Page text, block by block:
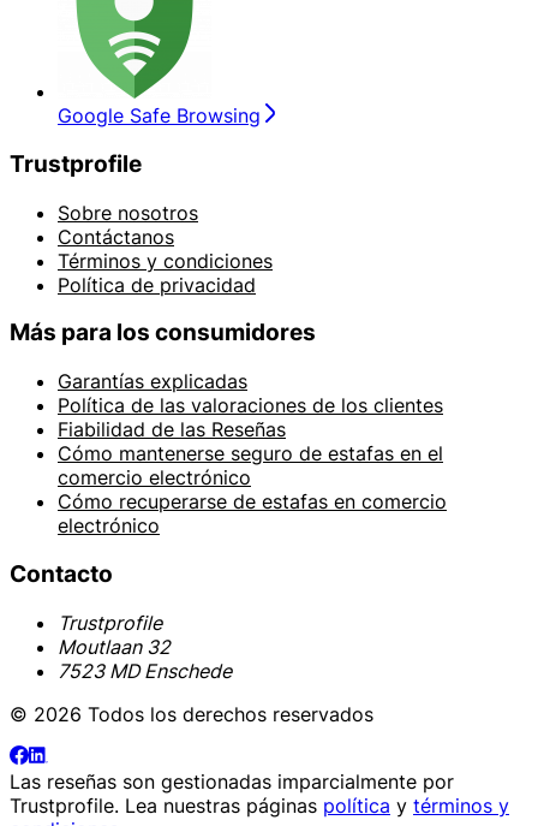
Google Safe Browsing
Trustprofile
Sobre nosotros
Contáctanos
Términos y condiciones
Política de privacidad
Más para los consumidores
Garantías explicadas
Política de las valoraciones de los clientes
Fiabilidad de las Reseñas
Cómo mantenerse seguro de estafas en el
comercio electrónico
Cómo recuperarse de estafas en comercio
electrónico
Contacto
Trustprofile
Moutlaan 32
7523 MD Enschede
© 2026 Todos los derechos reservados
Las reseñas son gestionadas imparcialmente por
Trustprofile. Lea nuestras páginas política y términos y